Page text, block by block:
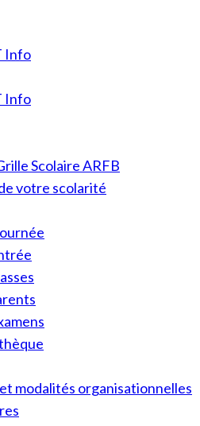
Info
Info
Scolaire ARFB
votre scolarité
modalités organisationnelles